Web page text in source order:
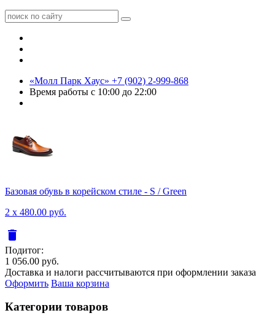
«Молл Парк Хаус» +7 (902) 2-999-868
Время работы с 10:00 до 22:00
Базовая обувь в корейском стиле - S / Green
2 x 480.00 руб.
delete
Подитог:
1 056.00 руб.
Доставка и налоги рассчитываются при оформлении заказа
Оформить Ваша корзина
Категории товаров